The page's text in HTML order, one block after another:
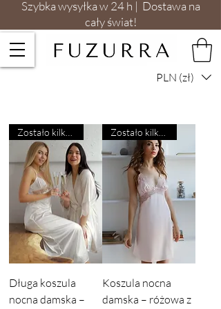
Szybka wysyłka w 24 h | Dostawa na
cały świat!
PLN (zł)
Długa koszula
nocna damska –
Koszula nocna
damska – różowa z